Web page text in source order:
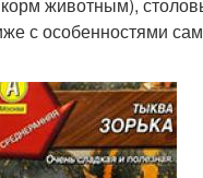
с особенностями